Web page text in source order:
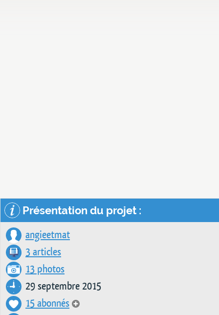
Présentation du projet :
angieetmat
3 articles
13 photos
29 septembre 2015
15 abonnés